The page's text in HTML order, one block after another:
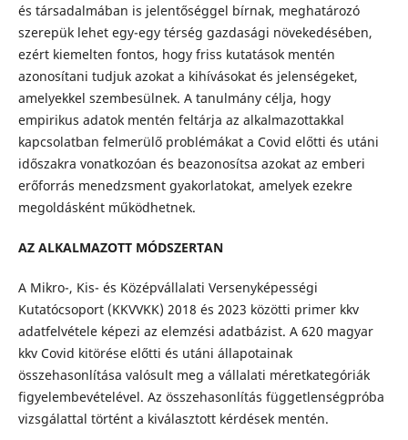
és társadalmában is jelentőséggel bírnak, meghatározó
szerepük lehet egy-egy térség gazdasági növekedésében,
ezért kiemelten fontos, hogy friss kutatások mentén
azonosítani tudjuk azokat a kihívásokat és jelenségeket,
amelyekkel szembesülnek. A tanulmány célja, hogy
empirikus adatok mentén feltárja az alkalmazottakkal
kapcsolatban felmerülő problémákat a Covid előtti és utáni
időszakra vonatkozóan és beazonosítsa azokat az emberi
erőforrás menedzsment gyakorlatokat, amelyek ezekre
megoldásként működhetnek.
AZ ALKALMAZOTT MÓDSZERTAN
A Mikro-, Kis- és Középvállalati Versenyképességi
Kutatócsoport (KKVVKK) 2018 és 2023 közötti primer kkv
adatfelvétele képezi az elemzési adatbázist. A 620 magyar
kkv Covid kitörése előtti és utáni állapotainak
összehasonlítása valósult meg a vállalati méretkategóriák
figyelembevételével. Az összehasonlítás függetlenségpróba
vizsgálattal történt a kiválasztott kérdések mentén.